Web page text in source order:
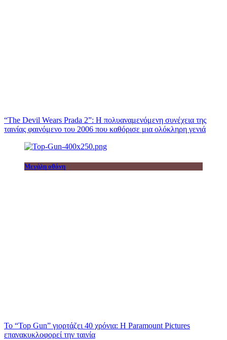
“The Devil Wears Prada 2”: Η πολυαναμενόμενη συνέχεια της
ταινίας φαινόμενο του 2006 που καθόρισε μια ολόκληρη γενιά
Μεγάλη οθόνη
Το “Top Gun” γιορτάζει 40 χρόνια: Η Paramount Pictures
επανακυκλοφορεί την ταινία